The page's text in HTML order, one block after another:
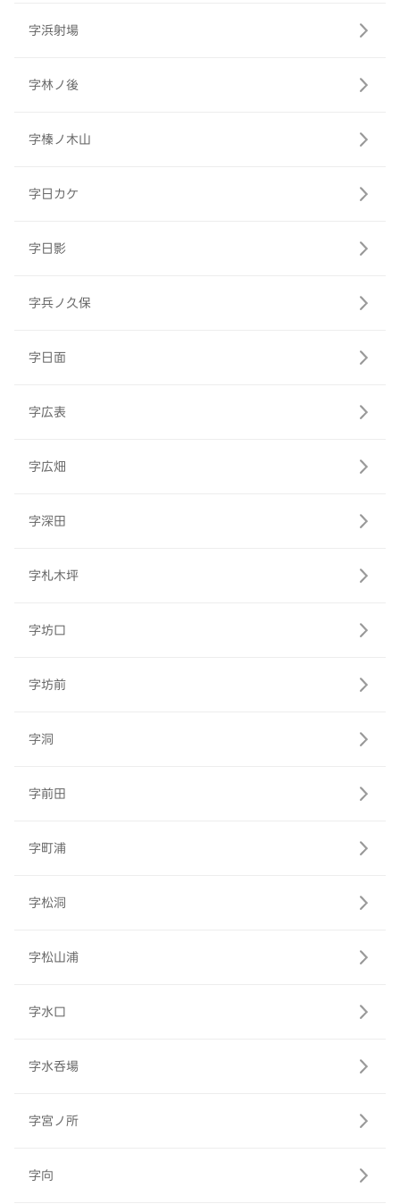
字浜射場
字林ノ後
字榛ノ木山
字日カケ
字日影
字兵ノ久保
字日面
字広表
字広畑
字深田
字札木坪
字坊口
字坊前
字洞
字前田
字町浦
字松洞
字松山浦
字水口
字水呑場
字宮ノ所
字向